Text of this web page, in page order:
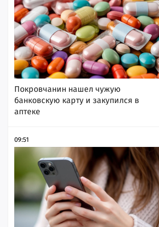
Покровчанин нашел чужую
банковскую карту и закупился в
аптеке
09:51